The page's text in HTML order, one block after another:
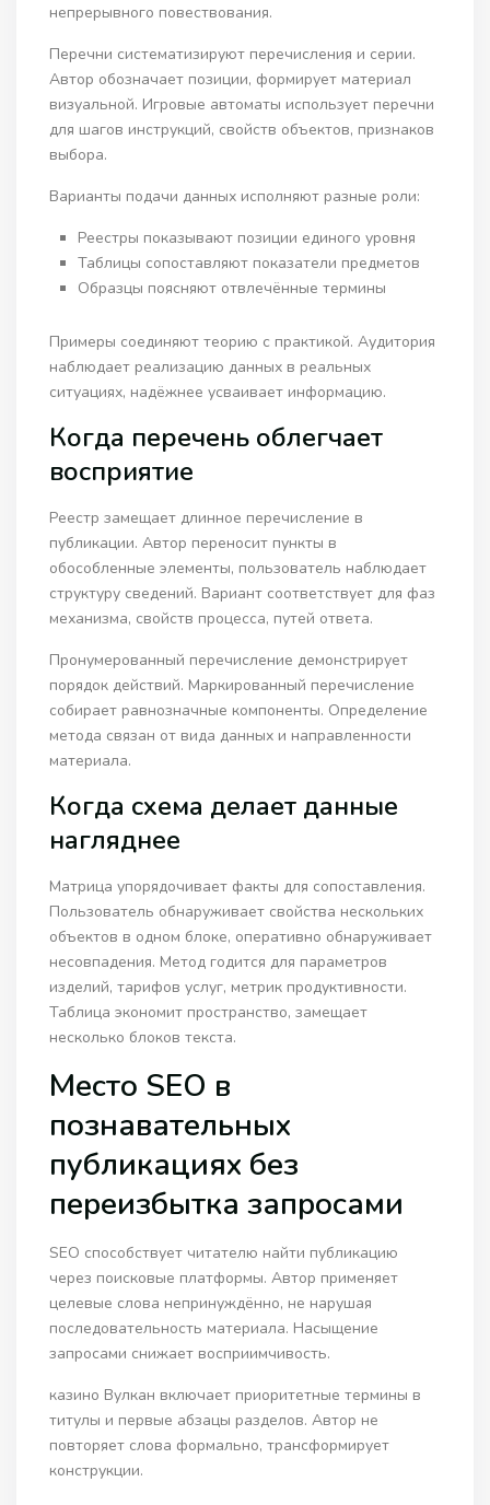
непрерывного повествования.
Перечни систематизируют перечисления и серии.
Автор обозначает позиции, формирует материал
визуальной. Игровые автоматы использует перечни
для шагов инструкций, свойств объектов, признаков
выбора.
Варианты подачи данных исполняют разные роли:
Реестры показывают позиции единого уровня
Таблицы сопоставляют показатели предметов
Образцы поясняют отвлечённые термины
Примеры соединяют теорию с практикой. Аудитория
наблюдает реализацию данных в реальных
ситуациях, надёжнее усваивает информацию.
Когда перечень облегчает
восприятие
Реестр замещает длинное перечисление в
публикации. Автор переносит пункты в
обособленные элементы, пользователь наблюдает
структуру сведений. Вариант соответствует для фаз
механизма, свойств процесса, путей ответа.
Пронумерованный перечисление демонстрирует
порядок действий. Маркированный перечисление
собирает равнозначные компоненты. Определение
метода связан от вида данных и направленности
материала.
Когда схема делает данные
нагляднее
Матрица упорядочивает факты для сопоставления.
Пользователь обнаруживает свойства нескольких
объектов в одном блоке, оперативно обнаруживает
несовпадения. Метод годится для параметров
изделий, тарифов услуг, метрик продуктивности.
Таблица экономит пространство, замещает
несколько блоков текста.
Место SEO в
познавательных
публикациях без
переизбытка запросами
SEO способствует читателю найти публикацию
через поисковые платформы. Автор применяет
целевые слова непринуждённо, не нарушая
последовательность материала. Насыщение
запросами снижает восприимчивость.
казино Вулкан включает приоритетные термины в
титулы и первые абзацы разделов. Автор не
повторяет слова формально, трансформирует
конструкции.